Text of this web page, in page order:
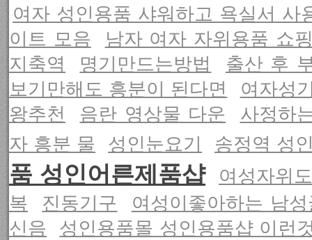
여자 성인용품 샤워하고 욕실서 사
이트 모음
남자 여자 자위용품 쇼
지축역
명기만드는방법
출산 후
보기만해도 흥분이 된다면
여자성
왕추천
음란 영상물 다운
사정하
자 흥분 물
성인눈요기 송정역 성
품 성인어른제품샵
여성자위
복
진동기구
여성이좋아하는 남
신음
성인용품몰 성인용품샵 이런